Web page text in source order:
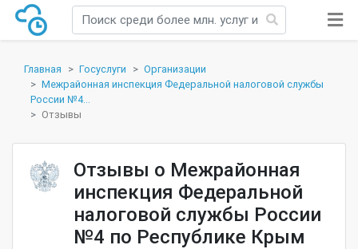
Главная Госуслуги
Организации
Межрайонная инспекция Федеральной налоговой службы
России №4...
Отзывы
Отзывы о Межрайонная
инспекция Федеральной
налоговой службы России
№4 по Республике Крым